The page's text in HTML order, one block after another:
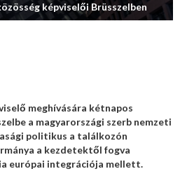
képviselői Brüsszelben
meghívására kétnapos
a magyarországi szerb nemzeti
politikus a találkozón
a kezdetektől fogva
európai integrációja mellett.